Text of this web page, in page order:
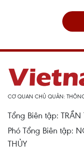
CƠ QUAN CHỦ QUẢN:
Tổng Biên tập: TRẦN
Phó Tổng Biên tập:
THỦY